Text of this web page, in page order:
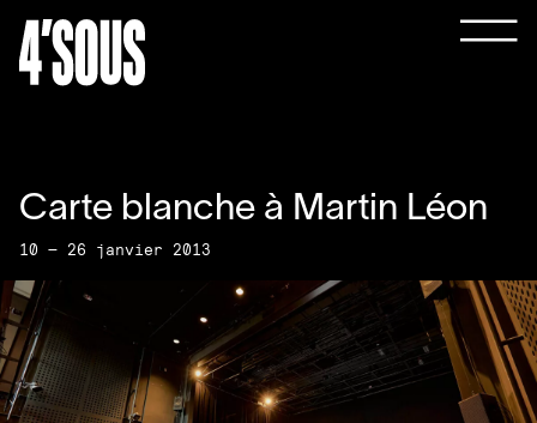
Carte blanche à Martin Léon
10 — 26 janvier 2013